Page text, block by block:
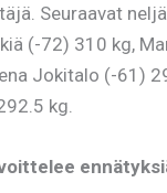
Seuraavat
(-72) 310 kg,
Jokitalo (-61)
kg.